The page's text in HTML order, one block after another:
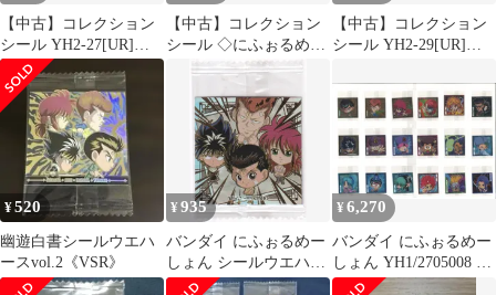
【中古】コレクション
シール YH2-27[UR]：浦
飯幽助
【中古】コレクション
シール ◇にふぉるめー
しょん 幽☆遊☆白書 シ
ール☆ウエハース
Vol.2[2732991] フルコ
ンプリートセット
【中古】コレクション
シール YH2-29[UR]：妖
¥520
幽遊白書シールウエハ
ースvol.2《VSR》
¥935
バンダイ にふぉるめー
しょん シールウエハー
ス YH2/2732991 飛影&
¥6,270
バンダイ にふぉるめー
しょん YH1/2705008 幽
遊白書 シールウエハー